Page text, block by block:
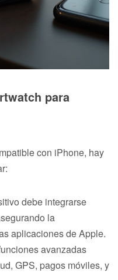
para
con iPhone, hay
debe integrarse
la
aplicaciones de Apple.
avanzadas
GPS, pagos móviles, y